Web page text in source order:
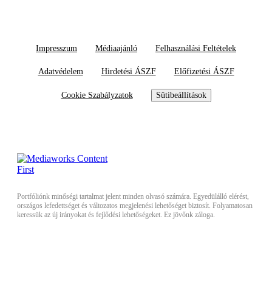
Impresszum Médiaajánló Felhasználási Feltételek
Adatvédelem Hirdetési ÁSZF Előfizetési ÁSZF
Cookie Szabályzatok Sütibeállítások
Portfóliónk minőségi tartalmat jelent minden olvasó számára. Egyedülálló elérést,
országos lefedettséget és változatos megjelenési lehetőséget biztosít. Folyamatosan
keressük az új irányokat és fejlődési lehetőségeket. Ez jövőnk záloga.